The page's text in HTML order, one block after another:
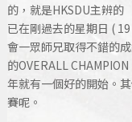
的，就是HKSDU主辨的
已在剛過去的星期日 (
會一眾師兄取得不錯的
的OVERALL
年就有一個好的開始。
賽呢。